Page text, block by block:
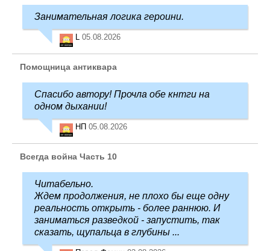
Занимательная логика героини.
L 05.08.2026
Помощница антиквара
Спасибо автору! Прочла обе кнтги на
одном дыхании!
НП 05.08.2026
Всегда война Часть 10
Читабельно.
Ждем продолжения, не плохо бы еще одну
реальность открыть - более раннюю. И
заниматься разведкой - запустить, так
сказать, щупальца в глубины ...